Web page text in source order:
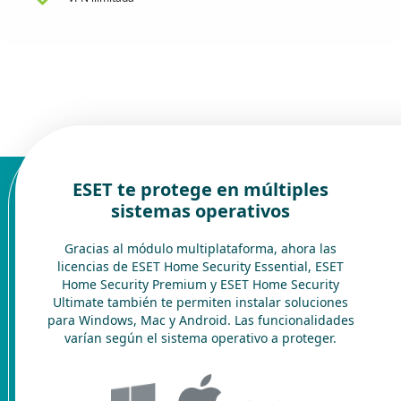
ESET te protege en múltiples
sistemas operativos
Gracias al módulo multiplataforma, ahora las
licencias de ESET Home Security Essential, ESET
Home Security Premium y ESET Home Security
Ultimate también te permiten instalar soluciones
para Windows, Mac y Android. Las funcionalidades
varían según el sistema operativo a proteger.